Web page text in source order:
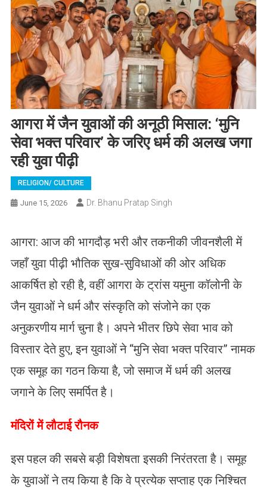
आगरा में जैन युवाओं की अनूठी मिसाल: ‘मुनि
सेवा भक्त परिवार’ के जरिए धर्म की अलख जगा
रही युवा पीढ़ी
RELIGION/ CULTURE
June 15, 2026 Dr. Bhanu Pratap Singh
आगरा: आज की भागदौड़ भरी और तकनीकी जीवनशैली में
जहाँ युवा पीढ़ी भौतिक सुख-सुविधाओं की ओर अधिक
आकर्षित हो रही है, वहीं आगरा के ट्रांस यमुना कॉलोनी के
जैन युवाओं ने धर्म और संस्कृति को संजोने का एक
अनुकरणीय मार्ग चुना है। अपने भीतर छिपे सेवा भाव को
विस्तार देते हुए, इन युवाओं ने “मुनि सेवा भक्त परिवार” नामक
एक समूह का गठन किया है, जो समाज में धर्म की अलख
जगाने के लिए समर्पित है।
मंदिरों में लौटाई रौनक
इस पहल की सबसे बड़ी विशेषता इसकी निरंतरता है। समूह
के युवाओं ने तय किया है कि वे प्रत्येक सप्ताह एक निश्चित